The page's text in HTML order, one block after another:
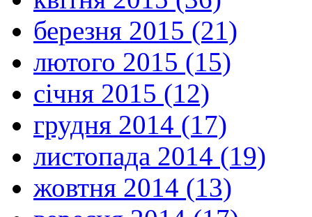
березня 2015 (21)
лютого 2015 (15)
січня 2015 (12)
грудня 2014 (17)
листопада 2014 (19)
жовтня 2014 (13)